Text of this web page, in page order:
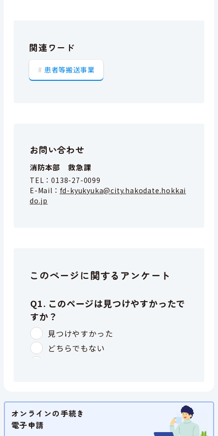
関連ワード
患者等搬送事業
お問い合わせ
消防本部 救急課
TEL：0138-27-0099
E-Mail： fd-kyukyuka@city.hakodate.hokkai
do.jp
このページに関するアンケート
オンラインの手続き
電子申請